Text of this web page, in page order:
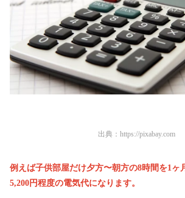
出典： https://pixabay.com
例えば子供部屋だけ夕方〜朝方の8時間を1ヶ
5,200円程度の電気代になります。